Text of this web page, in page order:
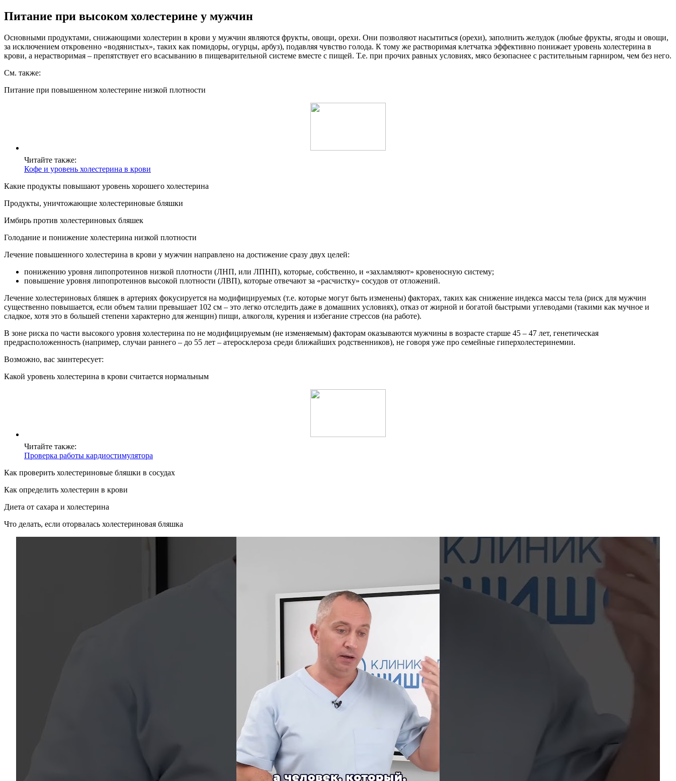
Питание при высоком холестерине у мужчин
Основными продуктами, снижающими холестерин в крови у мужчин являются фрукты, овощи, орехи. Они позволяют насытиться (орехи), заполнить желудок (любые фрукты, ягоды и овощи,
за исключением откровенно «водянистых», таких как помидоры, огурцы, арбуз), подавляя чувство голода. К тому же растворимая клетчатка эффективно понижает уровень холестерина в
крови, а нерастворимая – препятствует его всасыванию в пищеварительной системе вместе с пищей. Т.е. при прочих равных условиях, мясо безопаснее с растительным гарниром, чем без него.
См. также:
Питание при повышенном холестерине низкой плотности
Читайте также:
Кофе и уровень холестерина в крови
Какие продукты повышают уровень хорошего холестерина
Продукты, уничтожающие холестериновые бляшки
Имбирь против холестериновых бляшек
Голодание и понижение холестерина низкой плотности
Лечение повышенного холестерина в крови у мужчин направлено на достижение сразу двух целей:
понижению уровня липопротеинов низкой плотности (ЛНП, или ЛПНП), которые, собственно, и «захламляют» кровеносную систему;
повышение уровня липопротеинов высокой плотности (ЛВП), которые отвечают за «расчистку» сосудов от отложений.
Лечение холестериновых бляшек в артериях фокусируется на модифицируемых (т.е. которые могут быть изменены) факторах, таких как снижение индекса массы тела (риск для мужчин
существенно повышается, если объем талии превышает 102 см – это легко отследить даже в домашних условиях), отказ от жирной и богатой быстрыми углеводами (такими как мучное и
сладкое, хотя это в большей степени характерно для женщин) пищи, алкоголя, курения и избегание стрессов (на работе).
В зоне риска по части высокого уровня холестерина по не модифицируемым (не изменяемым) факторам оказываются мужчины в возрасте старше 45 – 47 лет, генетическая
предрасположенность (например, случаи раннего – до 55 лет – атеросклероза среди ближайших родственников), не говоря уже про семейные гиперхолестеринемии.
Возможно, вас заинтересует:
Какой уровень холестерина в крови считается нормальным
Читайте также:
Проверка работы кардиостимулятора
Как проверить холестериновые бляшки в сосудах
Как определить холестерин в крови
Диета от сахара и холестерина
Что делать, если оторвалась холестериновая бляшка